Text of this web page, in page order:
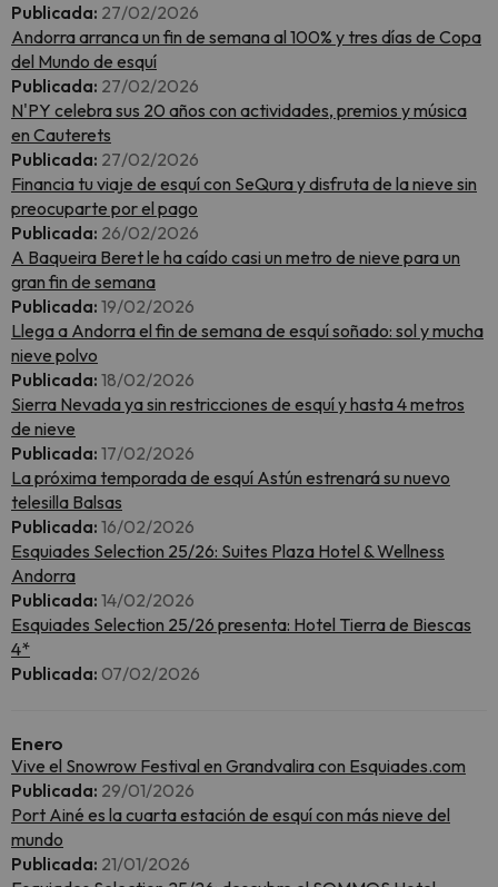
Publicada: 27/02/2026
Andorra arranca un fin de semana al 100% y tres días de Copa
del Mundo de esquí
Publicada: 27/02/2026
N'PY celebra sus 20 años con actividades, premios y música
en Cauterets
Publicada: 27/02/2026
Financia tu viaje de esquí con SeQura y disfruta de la nieve sin
preocuparte por el pago
Publicada: 26/02/2026
A Baqueira Beret le ha caído casi un metro de nieve para un
gran fin de semana
Publicada: 19/02/2026
Llega a Andorra el fin de semana de esquí soñado: sol y mucha
nieve polvo
Publicada: 18/02/2026
Sierra Nevada ya sin restricciones de esquí y hasta 4 metros
de nieve
Publicada: 17/02/2026
La próxima temporada de esquí Astún estrenará su nuevo
telesilla Balsas
Publicada: 16/02/2026
Esquiades Selection 25/26: Suites Plaza Hotel & Wellness
Andorra
Publicada: 14/02/2026
Esquiades Selection 25/26 presenta: Hotel Tierra de Biescas
4*
Publicada: 07/02/2026
Enero
Vive el Snowrow Festival en Grandvalira con Esquiades.com
Publicada: 29/01/2026
Port Ainé es la cuarta estación de esquí con más nieve del
mundo
Publicada: 21/01/2026